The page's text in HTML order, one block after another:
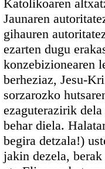
Katolikoaren
Jaunaren
gihauren
ezarten dugu
konzebizionearen
berheziaz, Jesu-
sorzarozko
ezaguterazirik
behar diela.
begira detzala!)
jakin dezela,